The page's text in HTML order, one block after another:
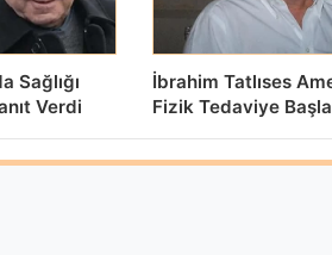
Sağlığı
Verdi
İbrahim Tatlıses
Fizik Tedaviye